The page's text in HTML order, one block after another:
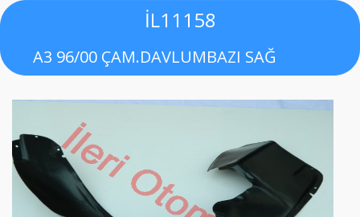
İL11158
A3 96/00 ÇAM.DAVLUMBAZI SAĞ